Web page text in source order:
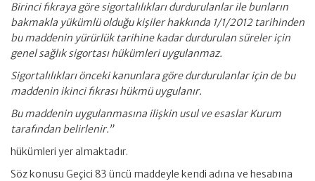
Birinci fıkraya göre sigortalılıkları durdurulanlar ile bunların
bakmakla yükümlü olduğu kişiler hakkında 1/1/2012 tarihinden
bu maddenin yürürlük tarihine kadar durdurulan süreler için
genel sağlık sigortası hükümleri uygulanmaz.
Sigortalılıkları önceki kanunlara göre durdurulanlar için de bu
maddenin ikinci fıkrası hükmü uygulanır.
Bu maddenin uygulanmasına ilişkin usul ve esaslar Kurum
tarafından belirlenir.”
hükümleri yer almaktadır.
Söz konusu Geçici 83 üncü maddeyle kendi adına ve hesabına